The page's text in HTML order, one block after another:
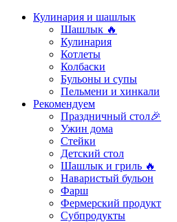
Кулинария и шашлык
Шашлык 🔥
Кулинария
Котлеты
Колбаски
Бульоны и супы
Пельмени и хинкали
Рекомендуем
Праздничный стол🎉
Ужин дома
Стейки
Детский стол
Шашлык и гриль 🔥
Наваристый бульон
Фарш
Фермерский продукт
Субпродукты